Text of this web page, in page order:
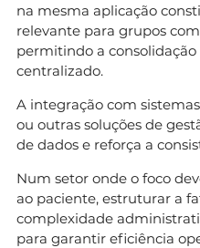
na mesma aplicação
relevante para grupos
permitindo a
centralizado.
A integração com
ou outras soluções de
de dados e reforça a
Num setor onde o foco
ao paciente, estruturar a
complexidade
para garantir eficiência